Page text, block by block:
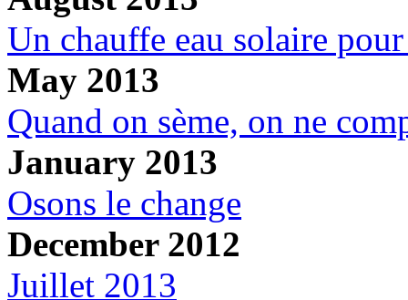
Un chauffe eau solaire
May 2013
Quand on sème, on ne
January 2013
Osons le change
December 2012
Juillet 2013